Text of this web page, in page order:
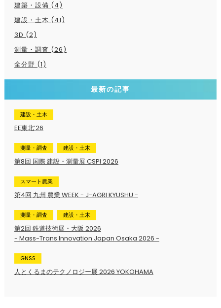
建築・設備 (4)
建設・土木 (41)
3D (2)
測量・調査 (26)
全分野 (1)
最新の記事
建設・土木
EE東北’26
測量・調査 建設・土木
第8回 国際 建設・測量展 CSPI 2026
スマート農業
第4回 九州 農業 WEEK - J-AGRI KYUSHU -
測量・調査 建設・土木
第2回 鉄道技術展・大阪 2026
- Mass-Trans Innovation Japan Osaka 2026 -
GNSS
人とくるまのテクノロジー展 2026 YOKOHAMA